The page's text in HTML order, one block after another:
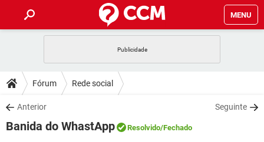
MENU
CELULAR
OUTLOOK
INSTAGRAM GMAIL
DICAS
JOGOS
DOWNLOADS
JOGOS WHATSAPP
Fórum Rede social
Anterior Seguinte
Banida do WhastApp Resolvido/Fechado